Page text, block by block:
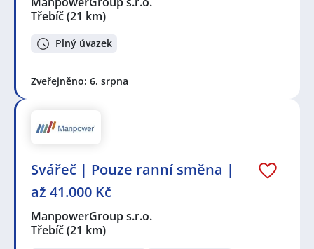
Třebíč(21 km)
Plný úvazek
Zveřejněno: 6. srpna
Svářeč | Pouze ranní směna |
až 41.000 Kč
ManpowerGroup s.r.o.
Třebíč(21 km)